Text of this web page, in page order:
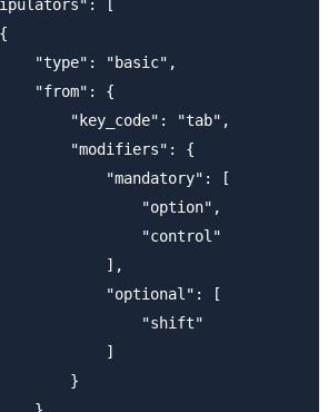
[
"type": "basic",
"from": {
"key_code": "tab",
"modifiers": {
"mandatory": [
"option",
"control"
],
"optional": [
"shift"
]
}